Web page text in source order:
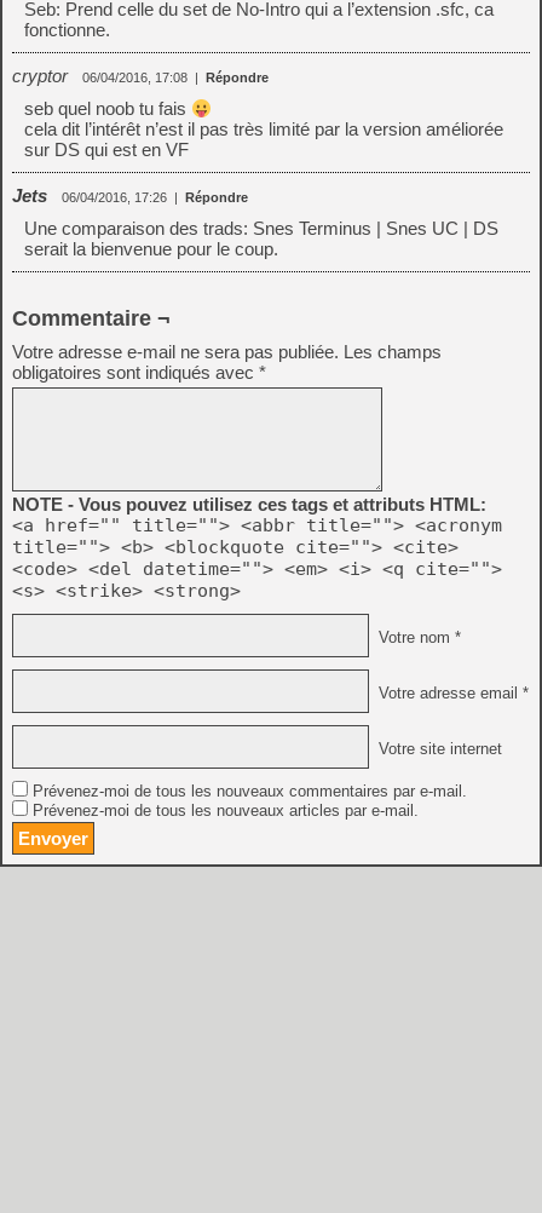
Seb: Prend celle du set de No-Intro qui a l’extension .sfc, ca
fonctionne.
cryptor 06/04/2016, 17:08 | Répondre
seb quel noob tu fais
cela dit l’intérêt n’est il pas très limité par la version améliorée
sur DS qui est en VF
Jets 06/04/2016, 17:26 | Répondre
Une comparaison des trads: Snes Terminus | Snes UC | DS
serait la bienvenue pour le coup.
Commentaire ¬
Votre adresse e-mail ne sera pas publiée. Les champs
obligatoires sont indiqués avec *
NOTE - Vous pouvez utilisez ces tags et attributs HTML:
<a href="" title=""> <abbr title=""> <acronym
title=""> <b> <blockquote cite=""> <cite>
<code> <del datetime=""> <em> <i> <q cite="">
<s> <strike> <strong>
Votre nom *
Votre adresse email *
Votre site internet
Prévenez-moi de tous les nouveaux commentaires par e-mail.
Prévenez-moi de tous les nouveaux articles par e-mail.